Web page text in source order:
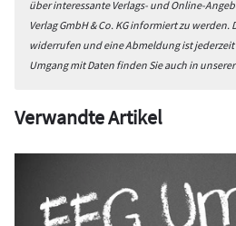
über interessante Verlags- und Online-
Verlag GmbH & Co. KG informiert zu
widerrufen und eine Abmeldung ist
Umgang mit Daten finden Sie auch in unserer
Verwandte Artikel